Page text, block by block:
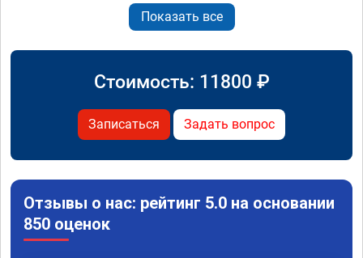
Показать все
Стоимость: 11800 ₽
Записаться Задать вопрос
Отзывы о нас: рейтинг 5.0 на основании
850 оценок